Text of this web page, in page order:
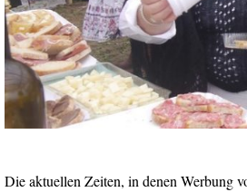
Die aktuellen Zeiten, in denen Werbung